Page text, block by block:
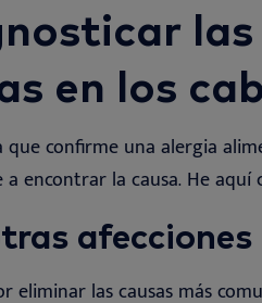
en los
confirme una alergia
encontrar la causa. He
afecciones
eliminar las causas más